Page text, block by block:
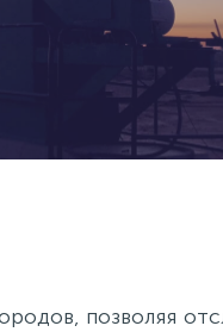
позволяя